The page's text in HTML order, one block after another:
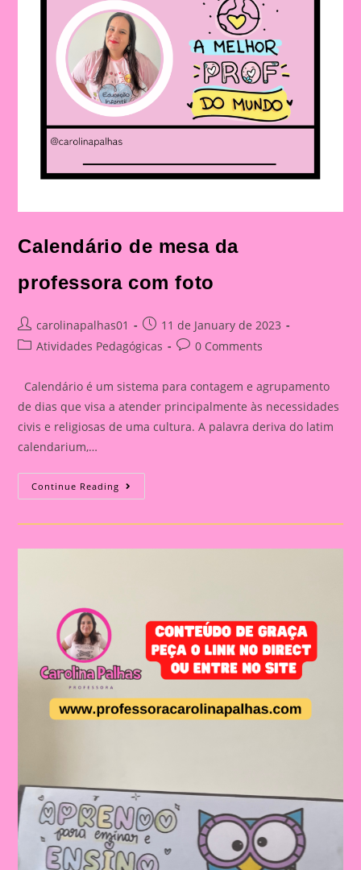
Calendário de mesa da
professora com foto
Post
author:
carolinapalhas01
Post
published:
11 de January de 2023
PostAtividades Pedagógicas
Post0 Comments
Calendário é um sistema para contagem e agrupamento
de dias que visa a atender principalmente às necessidades
civis e religiosas de uma cultura. A palavra deriva do latim
calendarium,…
Continue Reading Calendário
De
Da